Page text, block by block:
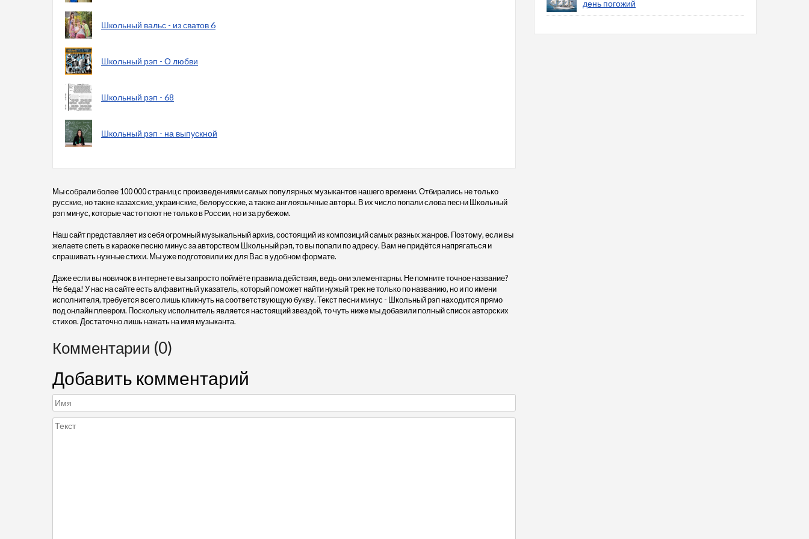
Школьный вальс - из сватов 6
Школьный рэп - О любви
Школьный рэп - 68
Школьный рэп - на выпускной
Мы собрали более 100 000 страниц с произведениями самых популярных музыкантов нашего времени. Отбирались не только
русские, но также казахские, украинские, белорусские, а также англоязычные авторы. В их число попали слова песни Школьный
рэп минус, которые часто поют не только в России, но и за рубежом.
Наш сайт представляет из себя огромный музыкальный архив, состоящий из композиций самых разных жанров. Поэтому, если вы
желаете спеть в караоке песню минус за авторством Школьный рэп, то вы попали по адресу. Вам не придётся напрягаться и
спрашивать нужные стихи. Мы уже подготовили их для Вас в удобном формате.
Даже если вы новичок в интернете вы запросто поймёте правила действия, ведь они элементарны. Не помните точное название?
Не беда! У нас на сайте есть алфавитный указатель, который поможет найти нужый трек не только по названию, но и по имени
исполнителя, требуется всего лишь кликнуть на соответствующую букву. Текст песни минус - Школьный рэп находится прямо
под онлайн плеером. Поскольку исполнитель является настоящий звездой, то чуть ниже мы добавили полный список авторских
стихов. Достаточно лишь нажать на имя музыканта.
Комментарии (0)
Добавить комментарий
день погожий